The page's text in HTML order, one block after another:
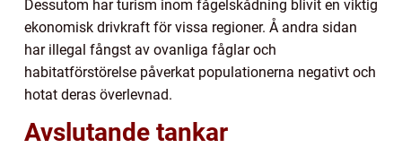
Dessutom har turism inom fågelskådning blivit en viktig
ekonomisk drivkraft för vissa regioner. Å andra sidan
har illegal fångst av ovanliga fåglar och
habitatförstörelse påverkat populationerna negativt och
hotat deras överlevnad.
Avslutande tankar